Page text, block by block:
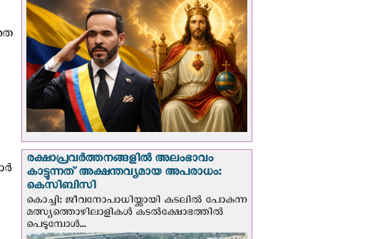
രക്ഷാപ്രവര്‍ത്തനങ്ങളില്‍ അലംഭാവം
കാട്ടുന്നത് അക്ഷന്തവ്യമായ അപരാധം:
കെസിബിസി
കൊച്ചി: ജീവനോപാധിയ്ക്കായി കടലില്‍ പോകുന്ന
മത്സ്യത്തൊഴിലാളികള്‍ കടല്‍ക്ഷോഭത്തില്‍
പെടുമ്പോള്‍...